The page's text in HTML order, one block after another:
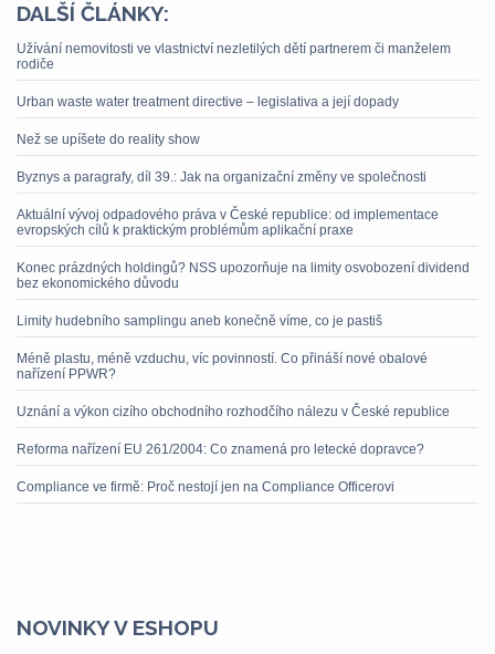
DALŠÍ ČLÁNKY:
Užívání nemovitosti ve vlastnictví nezletilých dětí partnerem či manželem
rodiče
Urban waste water treatment directive – legislativa a její dopady
Než se upíšete do reality show
Byznys a paragrafy, díl 39.: Jak na organizační změny ve společnosti
Aktuální vývoj odpadového práva v České republice: od implementace
evropských cílů k praktickým problémům aplikační praxe
Konec prázdných holdingů? NSS upozorňuje na limity osvobození dividend
bez ekonomického důvodu
Limity hudebního samplingu aneb konečně víme, co je pastiš
Méně plastu, méně vzduchu, víc povinností. Co přináší nové obalové
nařízení PPWR?
Uznání a výkon cizího obchodního rozhodčího nálezu v České republice
Reforma nařízení EU 261/2004: Co znamená pro letecké dopravce?
Compliance ve firmě: Proč nestojí jen na Compliance Officerovi
NOVINKY V ESHOPU